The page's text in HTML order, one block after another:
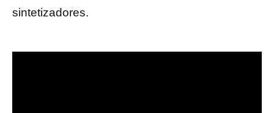
sintetizadores.